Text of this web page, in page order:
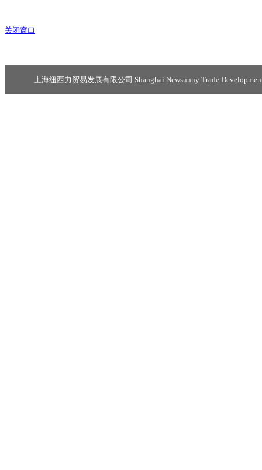
关闭窗口
上海纽西力贸易发展有限公司 Shanghai Newsunny Trade